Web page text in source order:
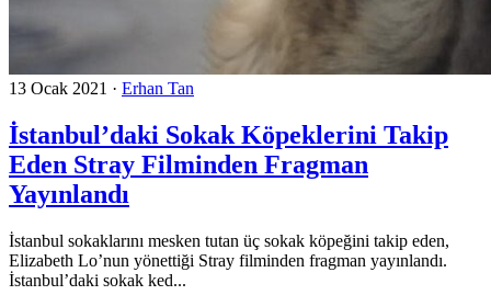
13 Ocak 2021 · Erhan Tan
İstanbul’daki Sokak Köpeklerini Takip
Eden Stray Filminden Fragman
Yayınlandı
İstanbul sokaklarını mesken tutan üç sokak köpeğini takip eden,
Elizabeth Lo’nun yönettiği Stray filminden fragman yayınlandı.
İstanbul’daki sokak ked...